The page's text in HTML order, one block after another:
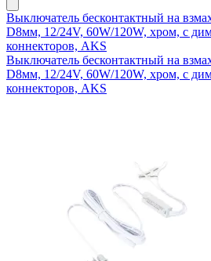
Выключатель бесконтактный на
D8мм, 12/24V, 60W/120W, хром, с
коннекторов, AKS
Выключатель бесконтактный на
D8мм, 12/24V, 60W/120W, хром, с
коннекторов, AKS